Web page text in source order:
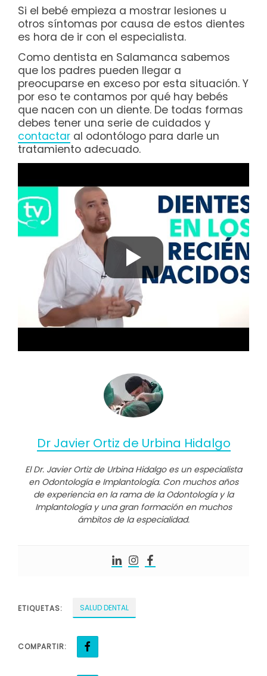
Si el bebé empieza a mostrar lesiones u
otros síntomas por causa de estos dientes
es hora de ir con el especialista.
Como dentista en Salamanca sabemos
que los padres pueden llegar a
preocuparse en exceso por esta situación. Y
por eso te contamos por qué hay bebés
que nacen con un diente. De todas formas
debes tener una serie de cuidados y
contactar al odontólogo para darle un
tratamiento adecuado.
Dr Javier Ortiz de Urbina Hidalgo
El Dr. Javier Ortiz de Urbina Hidalgo es un especialista
en Odontología e Implantología. Con muchos años
de experiencia en la rama de la Odontología y la
Implantología y una gran formación en muchos
ámbitos de la especialidad.
ETIQUETAS: SALUD DENTAL
COMPARTIR: